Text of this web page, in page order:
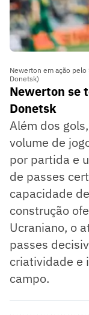
Newerton em ação
Donetsk)
Newerton se
Donetsk
Além dos
volume de
por partida e
de passes
capacidade
construção
Ucraniano, o
passes
criatividade e
campo.